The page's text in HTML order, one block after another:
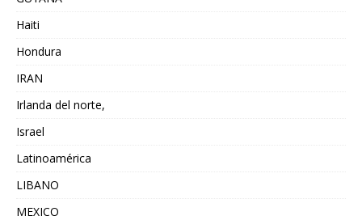
Haiti
Hondura
IRAN
Irlanda del norte,
Israel
Latinoamérica
LIBANO
MEXICO